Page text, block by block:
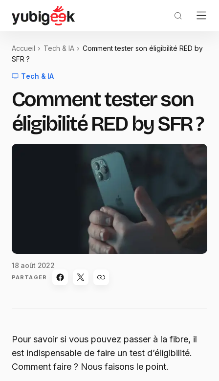
Accueil Tech & IA
Comment tester son éligibilité RED by
SFR ?
Tech & IA
Comment tester son
éligibilité RED by SFR ?
18 août 2022
PARTAGER
Pour savoir si vous pouvez passer à la fibre, il
est indispensable de faire un test d’éligibilité.
Comment faire ? Nous faisons le point.